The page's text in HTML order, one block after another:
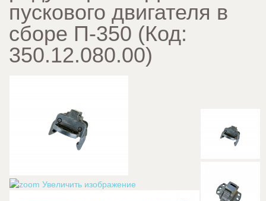
пускового двигателя в
сборе П-350 (Код:
350.12.080.00)
Увеличить изображение